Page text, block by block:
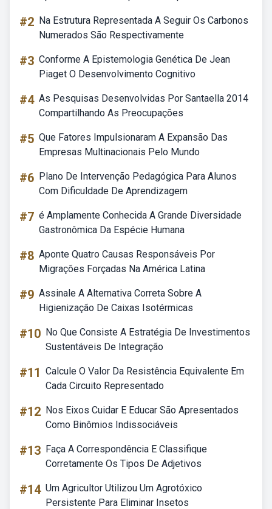
#2 Na Estrutura Representada A Seguir Os Carbonos
Numerados São Respectivamente
#3 Conforme A Epistemologia Genética De Jean
Piaget O Desenvolvimento Cognitivo
#4 As Pesquisas Desenvolvidas Por Santaella 2014
Compartilhando As Preocupações
#5 Que Fatores Impulsionaram A Expansão Das
Empresas Multinacionais Pelo Mundo
#6 Plano De Intervenção Pedagógica Para Alunos
Com Dificuldade De Aprendizagem
#7 é Amplamente Conhecida A Grande Diversidade
Gastronômica Da Espécie Humana
#8 Aponte Quatro Causas Responsáveis Por
Migrações Forçadas Na América Latina
#9 Assinale A Alternativa Correta Sobre A
Higienização De Caixas Isotérmicas
#10 No Que Consiste A Estratégia De Investimentos
Sustentáveis De Integração
#11 Calcule O Valor Da Resistência Equivalente Em
Cada Circuito Representado
#12 Nos Eixos Cuidar E Educar São Apresentados
Como Binômios Indissociáveis
#13 Faça A Correspondência E Classifique
Corretamente Os Tipos De Adjetivos
#14 Um Agricultor Utilizou Um Agrotóxico
Persistente Para Eliminar Insetos